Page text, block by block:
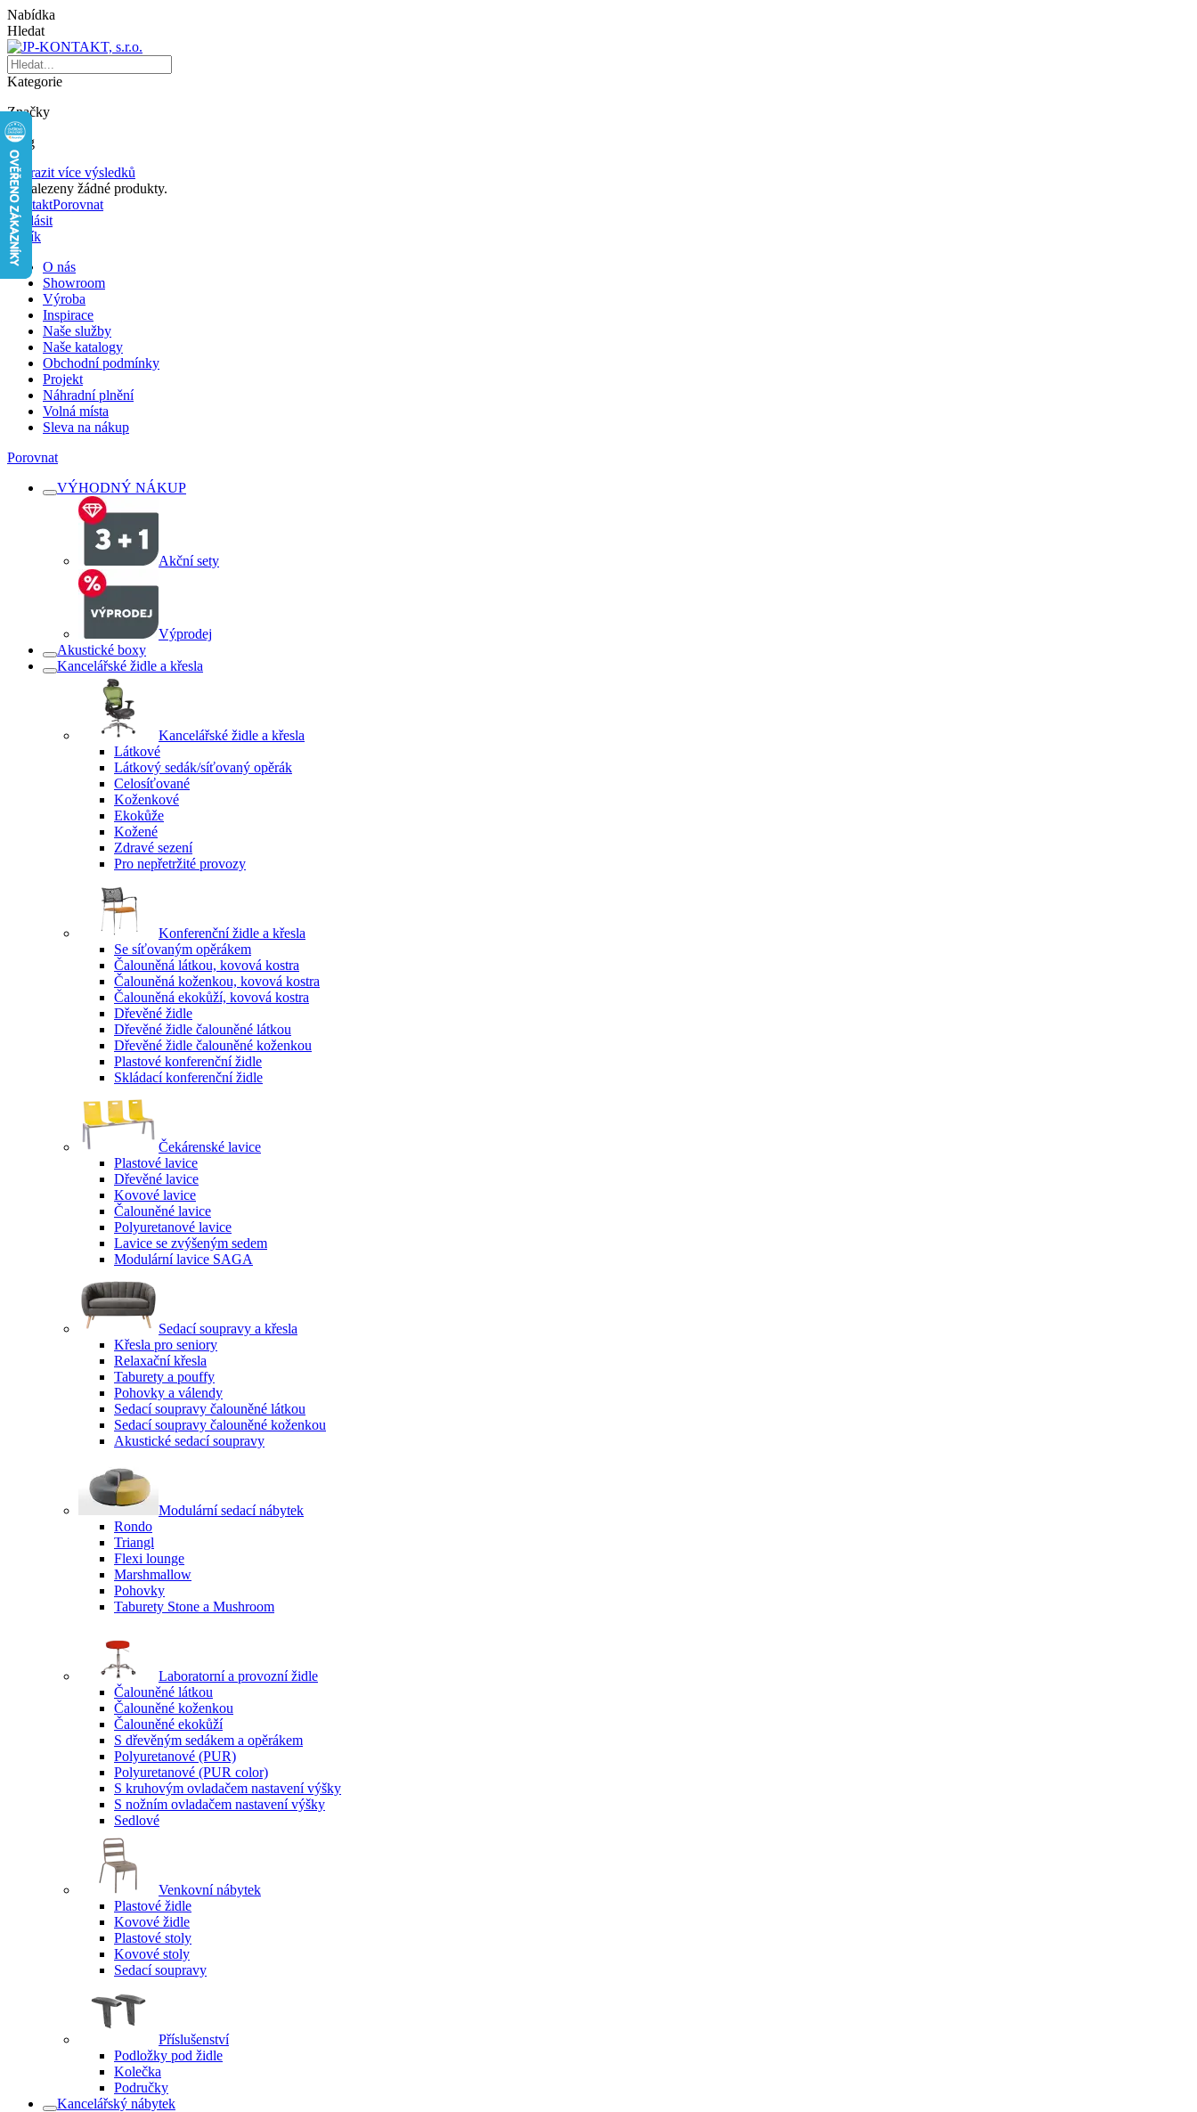
Nabídka
Hledat
Kategorie
Značky
Blog
Zobrazit více výsledků
Nenalezeny žádné produkty.
KontaktPorovnat
Přihlásit
Košík
O nás
Showroom
Výroba
Inspirace
Naše služby
Naše katalogy
Obchodní podmínky
Projekt
Náhradní plnění
Volná místa
Sleva na nákup
Porovnat
VÝHODNÝ NÁKUP
Akční sety
Výprodej
Akustické boxy
Kancelářské židle a křesla
Kancelářské židle a křesla
Látkové
Látkový sedák/síťovaný opěrák
Celosíťované
Koženkové
Ekokůže
Kožené
Zdravé sezení
Pro nepřetržité provozy
Konferenční židle a křesla
Se síťovaným opěrákem
Čalouněná látkou, kovová kostra
Čalouněná koženkou, kovová kostra
Čalouněná ekokůží, kovová kostra
Dřevěné židle
Dřevěné židle čalouněné látkou
Dřevěné židle čalouněné koženkou
Plastové konferenční židle
Skládací konferenční židle
Čekárenské lavice
Plastové lavice
Dřevěné lavice
Kovové lavice
Čalouněné lavice
Polyuretanové lavice
Lavice se zvýšeným sedem
Modulární lavice SAGA
Sedací soupravy a křesla
Křesla pro seniory
Relaxační křesla
Taburety a pouffy
Pohovky a válendy
Sedací soupravy čalouněné látkou
Sedací soupravy čalouněné koženkou
Akustické sedací soupravy
Modulární sedací nábytek
Rondo
Triangl
Flexi lounge
Marshmallow
Pohovky
Taburety Stone a Mushroom
Laboratorní a provozní židle
Čalouněné látkou
Čalouněné koženkou
Čalouněné ekokůží
S dřevěným sedákem a opěrákem
Polyuretanové (PUR)
Polyuretanové (PUR color)
S kruhovým ovladačem nastavení výšky
S nožním ovladačem nastavení výšky
Sedlové
Venkovní nábytek
Plastové židle
Kovové židle
Plastové stoly
Kovové stoly
Sedací soupravy
Příslušenství
Podložky pod židle
Kolečka
Područky
Kancelářský nábytek